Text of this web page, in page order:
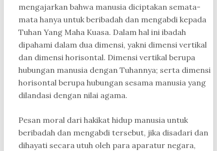
mengajarkan bahwa manusia diciptakan semata-
mata hanya untuk beribadah dan mengabdi kepada
Tuhan Yang Maha Kuasa. Dalam hal ini ibadah
dipahami dalam dua dimensi, yakni dimensi vertikal
dan dimensi horisontal. Dimensi vertikal berupa
hubungan manusia dengan Tuhannya; serta dimensi
horisontal berupa hubungan sesama manusia yang
dilandasi dengan nilai agama.
Pesan moral dari hakikat hidup manusia untuk
beribadah dan mengabdi tersebut, jika disadari dan
dihayati secara utuh oleh para aparatur negara,